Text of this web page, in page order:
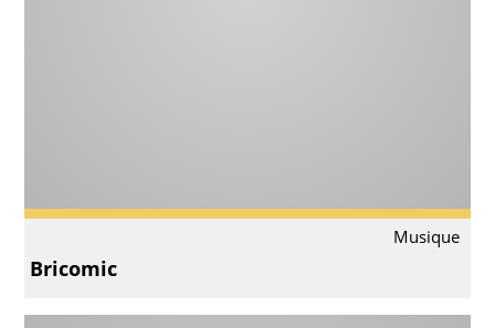
Musique
Bricomic